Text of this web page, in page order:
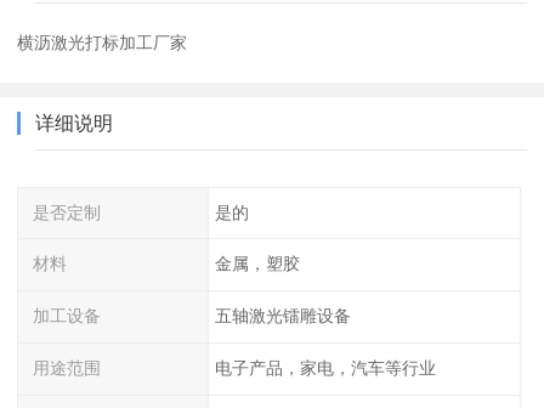
横沥激光打标加工厂家
详细说明
是否定制 是的
材料 金属，塑胶
加工设备 五轴激光镭雕设备
用途范围 电子产品，家电，汽车等行业